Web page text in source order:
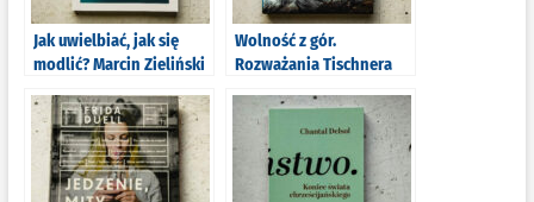
Jak uwielbiać, jak się
modlić? Marcin Zieliński
Wolność z gór.
Rozważania Tischnera